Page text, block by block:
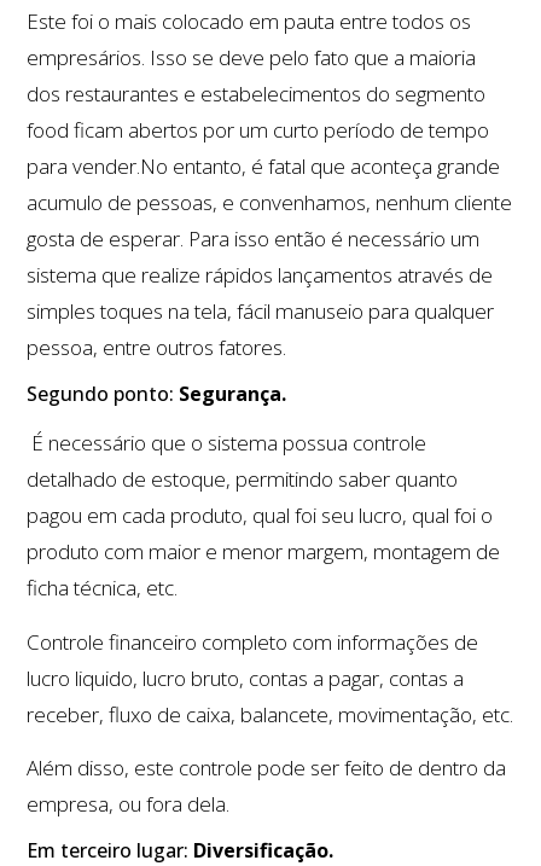
Este foi o mais colocado em pauta entre todos os
empresários. Isso se deve pelo fato que a maioria
dos restaurantes e estabelecimentos do segmento
food ficam abertos por um curto período de tempo
para vender.No entanto, é fatal que aconteça grande
acumulo de pessoas, e convenhamos, nenhum cliente
gosta de esperar. Para isso então é necessário um
sistema que realize rápidos lançamentos através de
simples toques na tela, fácil manuseio para qualquer
pessoa, entre outros fatores.
Segundo ponto: Segurança.
É necessário que o sistema possua controle
detalhado de estoque, permitindo saber quanto
pagou em cada produto, qual foi seu lucro, qual foi o
produto com maior e menor margem, montagem de
ficha técnica, etc.
Controle financeiro completo com informações de
lucro liquido, lucro bruto, contas a pagar, contas a
receber, fluxo de caixa, balancete, movimentação, etc.
Além disso, este controle pode ser feito de dentro da
empresa, ou fora dela.
Em terceiro lugar: Diversificação.